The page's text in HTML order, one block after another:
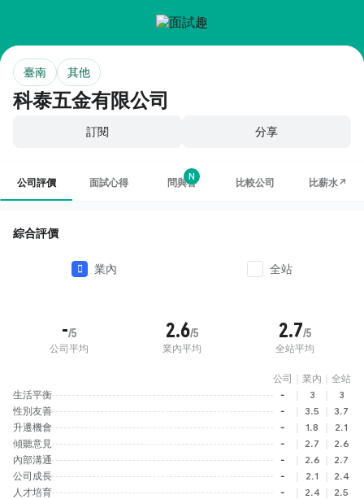
科泰五金有限公司
臺南 其他
訂閱 分享
公司評價 面試心得
N
問與答 比較公司 比薪水↗
綜合評價
業內 全站
-/5
公司平均
2.6/5
業內平均
2.7/5
全站平均
公司 業內
全站
生活平衡
- 3
3
性別友善
- 3.5
3.7
升遷機會
- 1.8
2.1
傾聽意見
- 2.7
2.6
內部溝通
- 2.6
2.7
公司成長
- 2.1
2.4
人才培育
- 2.4 2.5